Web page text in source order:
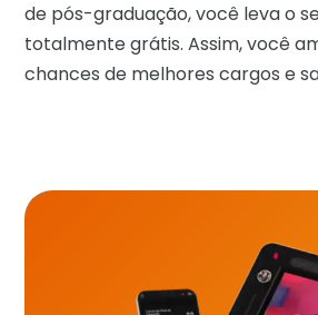
de pós-graduação, você leva o
totalmente grátis. Assim, você
chances de melhores cargos e